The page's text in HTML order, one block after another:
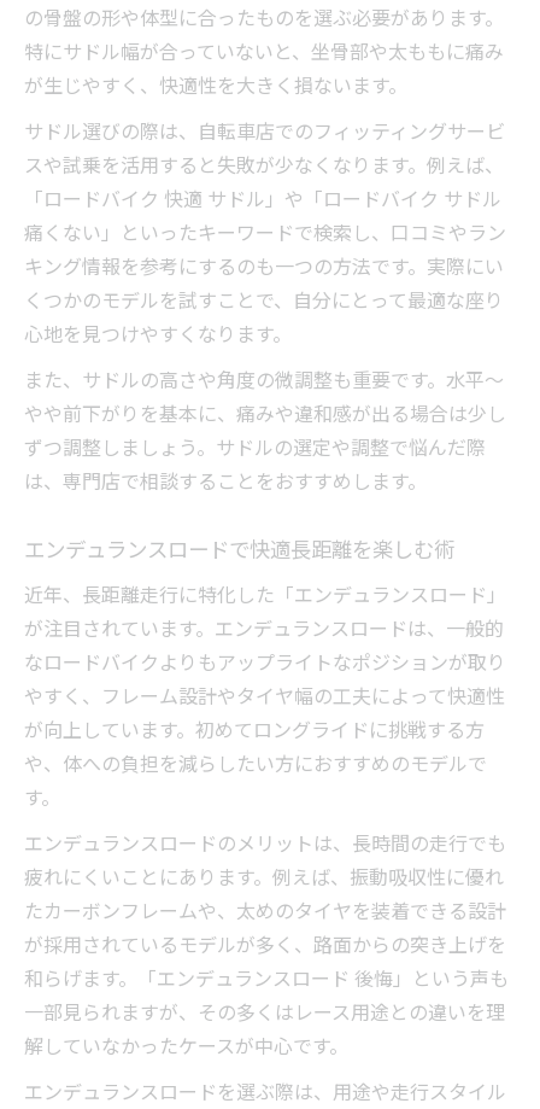
の骨盤の形や体型に合ったものを選ぶ必要があります。
特にサドル幅が合っていないと、坐骨部や太ももに痛み
が生じやすく、快適性を大きく損ないます。
サドル選びの際は、自転車店でのフィッティングサービ
スや試乗を活用すると失敗が少なくなります。例えば、
「ロードバイク 快適 サドル」や「ロードバイク サドル
痛くない」といったキーワードで検索し、口コミやラン
キング情報を参考にするのも一つの方法です。実際にい
くつかのモデルを試すことで、自分にとって最適な座り
心地を見つけやすくなります。
また、サドルの高さや角度の微調整も重要です。水平〜
やや前下がりを基本に、痛みや違和感が出る場合は少し
ずつ調整しましょう。サドルの選定や調整で悩んだ際
は、専門店で相談することをおすすめします。
エンデュランスロードで快適長距離を楽しむ術
近年、長距離走行に特化した「エンデュランスロード」
が注目されています。エンデュランスロードは、一般的
なロードバイクよりもアップライトなポジションが取り
やすく、フレーム設計やタイヤ幅の工夫によって快適性
が向上しています。初めてロングライドに挑戦する方
や、体への負担を減らしたい方におすすめのモデルで
す。
エンデュランスロードのメリットは、長時間の走行でも
疲れにくいことにあります。例えば、振動吸収性に優れ
たカーボンフレームや、太めのタイヤを装着できる設計
が採用されているモデルが多く、路面からの突き上げを
和らげます。「エンデュランスロード 後悔」という声も
一部見られますが、その多くはレース用途との違いを理
解していなかったケースが中心です。
エンデュランスロードを選ぶ際は、用途や走行スタイル